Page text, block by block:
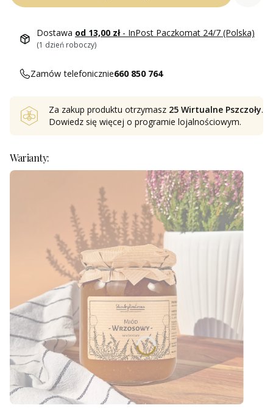
Dostawa od 13,00 zł - InPost Paczkomat 24/7 (Polska)
(1 dzień roboczy)
Zamów telefonicznie660 850 764
Za zakup produktu otrzymasz 25 Wirtualne Pszczoły.
Dowiedz się więcej o programie lojalnościowym.
Warianty: